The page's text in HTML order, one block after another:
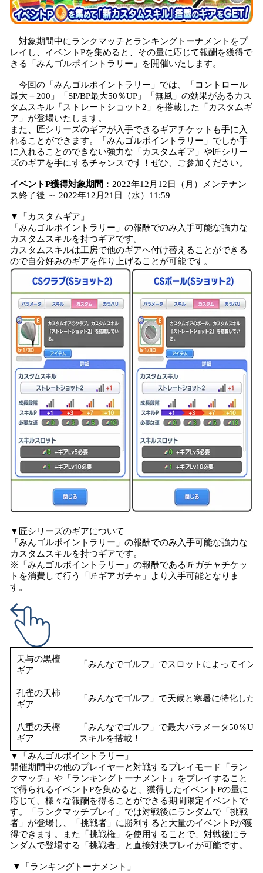
対象期間中にランクマッチとランキングトーナメントをプ
レイし、イベントPを集めると、その量に応じて報酬を獲得で
きる「みんゴルポイントラリー」を開催いたします。
今回の「みんゴルポイントラリー」では、「コントロール
最大＋200」「SP/BP最大50％UP」「無風」の効果があるカス
タムスキル「ストレートショット2」を搭載した「カスタムギ
ア」が登場いたします。
また、匠シリーズのギアが入手できるギアチケットも手に入
れることができます。「みんゴルポイントラリー」でしか手
に入れることのできない強力な「カスタムギア」や匠シリー
ズのギアを手にするチャンスです！ぜひ、ご参加ください。
イベントP獲得対象期間 ：2022年12月12日（月）メンテナン
ス終了後 ～ 2022年12月21日（水）11:59
▼「カスタムギア」
「みんゴルポイントラリー」の報酬でのみ入手可能な強力な
カスタムスキルを持つギアです。
カスタムスキルは工房で他のギアへ付け替えることができる
ので自分好みのギアを作り上げることが可能です。
▼匠シリーズのギアについて
「みんゴルポイントラリー」の報酬でのみ入手可能な強力な
カスタムスキルを持つギアです。
※「みんゴルポイントラリー」の報酬である匠ガチャチケッ
トを消費して行う「匠ギアガチャ」より入手可能となりま
す。
天与の黒檀
ギア
「みんなでゴルフ」でスロットによってイン
孔雀の天柿
ギア
「みんなでゴルフ」で天候と寒暑に特化した
八重の天樫
ギア
「みんなでゴルフ」で最大パラメータ50％
スキルを搭載！
▼「みんゴルポイントラリー」
開催期間中の他のプレイヤーと対戦するプレイモード「ラン
クマッチ」や「ランキングトーナメント」をプレイすること
で得られるイベントPを集めると、獲得したイベントPの量に
応じて、様々な報酬を得ることができる期間限定イベントで
す。「ランクマッチプレイ」では対戦後にランダムで「挑戦
者」が登場し、「挑戦者」に勝利すると大量のイベントPが獲
得できます。また「挑戦権」を使用することで、対戦後にラ
ンダムで登場する「挑戦者」と直接対決プレイが可能です。
▼「ランキングトーナメント」